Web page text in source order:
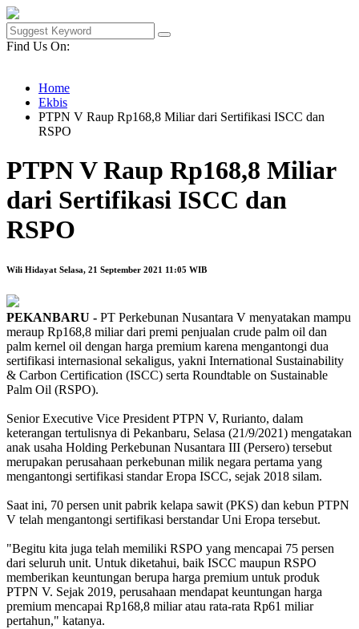
Find Us On:
Home
Ekbis
PTPN V Raup Rp168,8 Miliar dari Sertifikasi ISCC dan
RSPO
PTPN V Raup Rp168,8 Miliar
dari Sertifikasi ISCC dan
RSPO
Wili Hidayat Selasa, 21 September 2021 11:05 WIB
PEKANBARU - PT Perkebunan Nusantara V menyatakan mampu
meraup Rp168,8 miliar dari premi penjualan crude palm oil dan
palm kernel oil dengan harga premium karena mengantongi dua
sertifikasi internasional sekaligus, yakni International Sustainability
& Carbon Certification (ISCC) serta Roundtable on Sustainable
Palm Oil (RSPO).
Senior Executive Vice President PTPN V, Rurianto, dalam
keterangan tertulisnya di Pekanbaru, Selasa (21/9/2021) mengatakan
anak usaha Holding Perkebunan Nusantara III (Persero) tersebut
merupakan perusahaan perkebunan milik negara pertama yang
mengantongi sertifikasi standar Eropa ISCC, sejak 2018 silam.
Saat ini, 70 persen unit pabrik kelapa sawit (PKS) dan kebun PTPN
V telah mengantongi sertifikasi berstandar Uni Eropa tersebut.
"Begitu kita juga telah memiliki RSPO yang mencapai 75 persen
dari seluruh unit. Untuk diketahui, baik ISCC maupun RSPO
memberikan keuntungan berupa harga premium untuk produk
PTPN V. Sejak 2019, perusahaan mendapat keuntungan harga
premium mencapai Rp168,8 miliar atau rata-rata Rp61 miliar
pertahun," katanya.